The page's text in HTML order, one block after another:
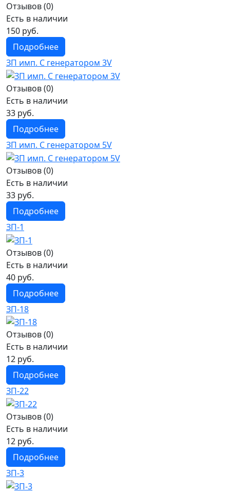
Отзывов (0)
Есть в наличии
150 руб.
Подробнее
ЗП имп. С генератором 3V
Отзывов (0)
Есть в наличии
33 руб.
Подробнее
ЗП имп. С генератором 5V
Отзывов (0)
Есть в наличии
33 руб.
Подробнее
ЗП-1
Отзывов (0)
Есть в наличии
40 руб.
Подробнее
ЗП-18
Отзывов (0)
Есть в наличии
12 руб.
Подробнее
ЗП-22
Отзывов (0)
Есть в наличии
12 руб.
Подробнее
ЗП-3